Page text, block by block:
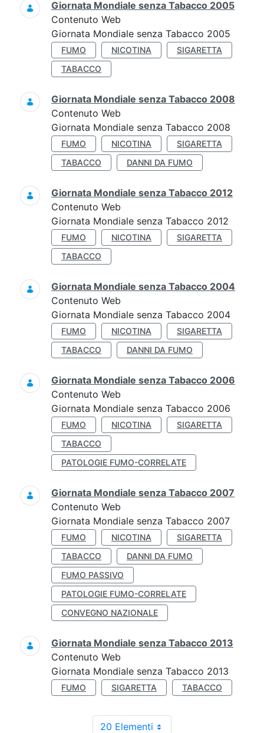
Giornata Mondiale senza Tabacco 2005
Contenuto Web
Giornata Mondiale senza Tabacco 2005
FUMO NICOTINA
SIGARETTA
TABACCO
Giornata Mondiale senza Tabacco 2008
Contenuto Web
Giornata Mondiale senza Tabacco 2008
FUMO NICOTINA
SIGARETTA
TABACCO
DANNI DA FUMO
Giornata Mondiale senza Tabacco 2012
Contenuto Web
Giornata Mondiale senza Tabacco 2012
FUMO NICOTINA
SIGARETTA
TABACCO
Giornata Mondiale senza Tabacco 2004
Contenuto Web
Giornata Mondiale senza Tabacco 2004
FUMO NICOTINA
SIGARETTA
TABACCO
DANNI DA FUMO
Giornata Mondiale senza Tabacco 2006
Contenuto Web
Giornata Mondiale senza Tabacco 2006
FUMO NICOTINA
SIGARETTA
TABACCO
PATOLOGIE FUMO-CORRELATE
Giornata Mondiale senza Tabacco 2007
Contenuto Web
Giornata Mondiale senza Tabacco 2007
FUMO NICOTINA
SIGARETTA
TABACCO
DANNI DA FUMO
FUMO PASSIVO
PATOLOGIE FUMO-CORRELATE
CONVEGNO NAZIONALE
Giornata Mondiale senza Tabacco 2013
Contenuto Web
Giornata Mondiale senza Tabacco 2013
FUMO SIGARETTA TABACCO
20 Elementi